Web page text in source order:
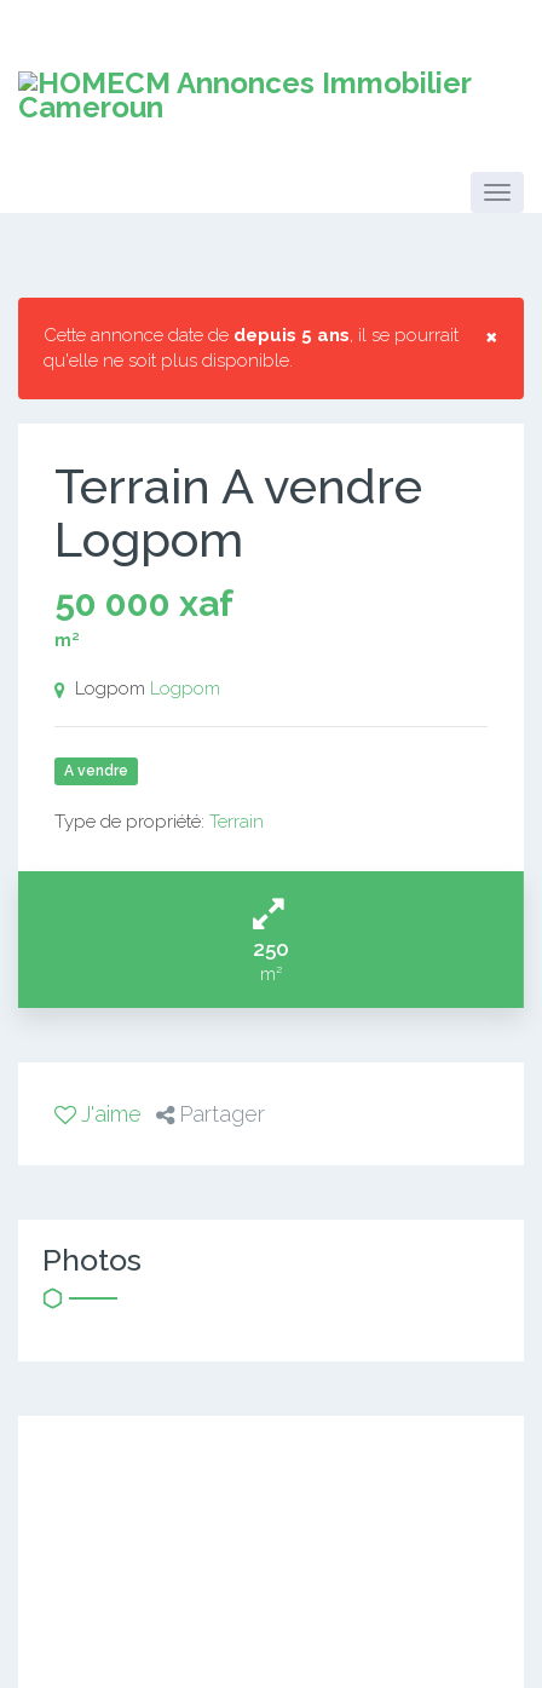
×
Cette annonce date de depuis 5 ans, il se pourrait
qu'elle ne soit plus disponible.
Terrain A vendre
Logpom
50 000 xaf
m²
Logpom Logpom
A vendre
Type de propriété: Terrain
250
m²
J'aime Partager
Photos